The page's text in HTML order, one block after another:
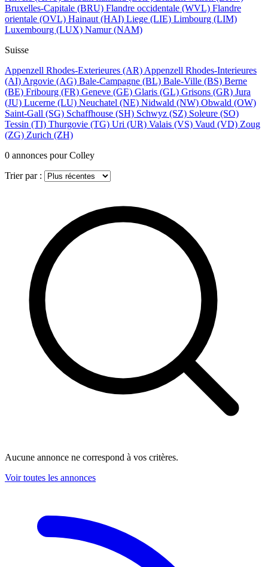
Bruxelles-Capitale (BRU) Flandre occidentale (WVL) Flandre
orientale (OVL) Hainaut (HAI) Liege (LIE) Limbourg (LIM)
Luxembourg (LUX) Namur(NAM)
Suisse
Appenzell Rhodes-Exterieures (AR) Appenzell Rhodes-Interieures
(AI) Argovie (AG) Bale-Campagne (BL) Bale-Ville (BS) Berne
(BE) Fribourg (FR) Geneve (GE) Glaris (GL) Grisons (GR) Jura
(JU) Lucerne (LU) Neuchatel (NE) Nidwald (NW) Obwald (OW)
Saint-Gall (SG) Schaffhouse (SH) Schwyz (SZ) Soleure (SO)
Tessin (TI) Thurgovie (TG) Uri (UR) Valais (VS) Vaud (VD) Zoug
(ZG) Zurich (ZH)
0 annonces pour Colley
Trier par :
Aucune annonce ne correspond à vos critères.
Voir toutes les annonces